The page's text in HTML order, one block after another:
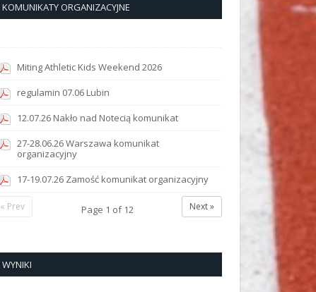
KOMUNIKATY ORGANIZACYJNE
Miting Athletic Kids Weekend 2026
regulamin 07.06 Lubin
12.07.26 Nakło nad Notecią komunikat
27-28.06.26 Warszawa komunikat
organizacyjny
17-19.07.26 Zamość komunikat organizacyjny
Next »
Page 1 of12
« Prev
WYNIKI